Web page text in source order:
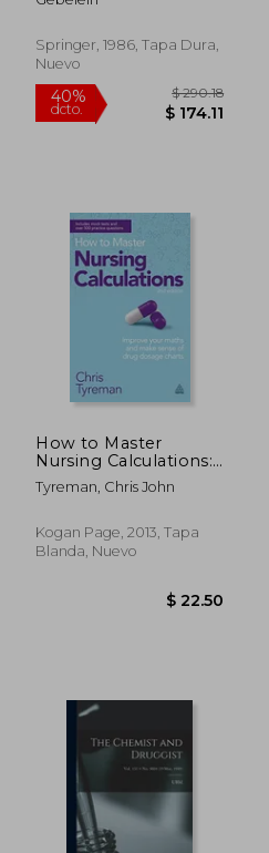
$ 461.78
Technology Series)
Springer, 1986, Tapa Dura,
Nuevo
How to Master
Nursing Calculations:
Improve Your Maths
and Make Sense of
(en Inglés)
Tyreman, Chris John
Kogan Page, 2013, Tapa
Blanda, Nuevo